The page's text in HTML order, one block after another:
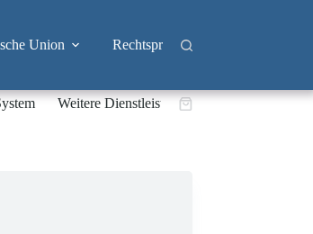
Union Rechtsprechung
Weitere DienstleistungenWarenkorb